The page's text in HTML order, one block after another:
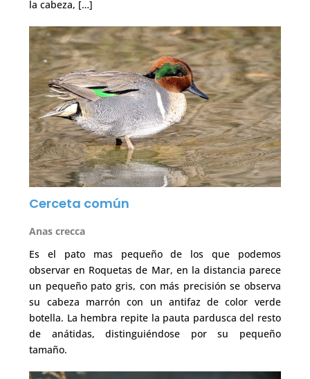
la cabeza, […]
Cerceta común
Anas crecca
Es el pato mas pequeño de los que podemos
observar en Roquetas de Mar, en la distancia parece
un pequeño pato gris, con más precisión se observa
su cabeza marrón con un antifaz de color verde
botella. La hembra repite la pauta pardusca del resto
de anátidas, distinguiéndose por su pequeño
tamaño.